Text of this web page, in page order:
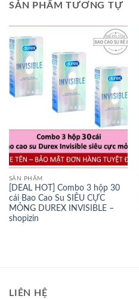
SẢN PHẨM TƯƠNG TỰ
SẢN PHẨM
[DEAL HOT] Combo 3 hộp 30
cái Bao Cao Su SIÊU CỰC
MỎNG DUREX INVISIBLE –
shopizin
LIÊN HỆ